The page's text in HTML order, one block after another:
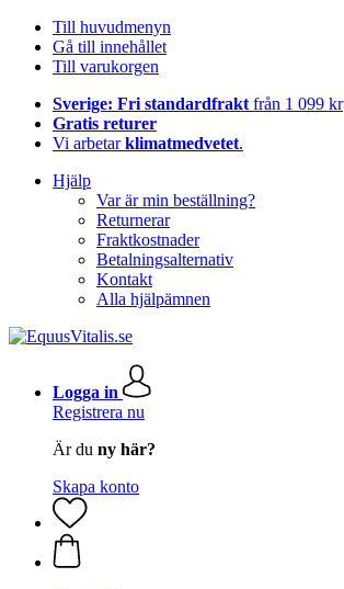
Till huvudmenyn
Gå till innehållet
Till varukorgen
Sverige: Fri standardfrakt från 1 099 kr
Gratis returer
Vi arbetarklimatmedvetet.
Hjälp
Var är min beställning?
Returnerar
Fraktkostnader
Betalningsalternativ
Kontakt
Alla hjälpämnen
Logga in
Registrera nu
Är du ny här?
Skapa konto